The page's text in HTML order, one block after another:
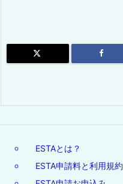
ESTAとは？
ESTA申請料と利用規約